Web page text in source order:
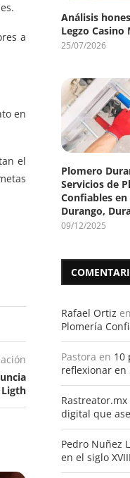
a
en
el
Análisis
Legzo Casino
25/07/2026
Plomero
Servicios de
Confiables en
Durango,
09/12/2025
Rafael Ortiz en
Plomería
Pastora en 10
reflexionar en
Rastreator.mx
digital que
Pedro Nuñez
en el siglo XVIII